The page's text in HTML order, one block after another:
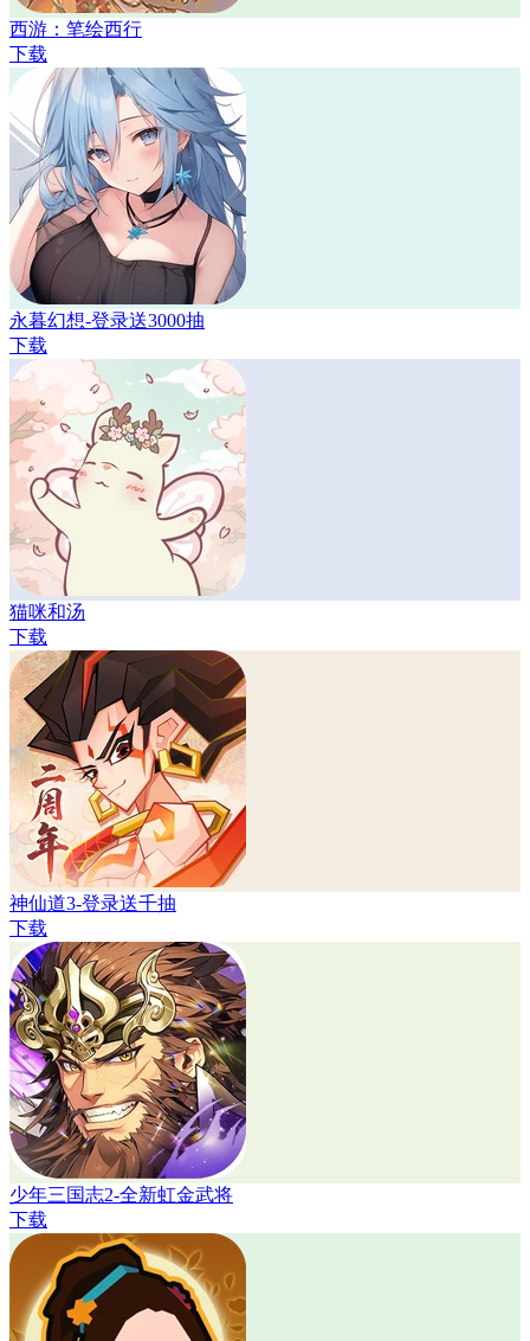
西游：笔绘西行
下载
永暮幻想-登录送3000抽
下载
猫咪和汤
下载
神仙道3-登录送千抽
下载
少年三国志2-全新虹金武将
下载